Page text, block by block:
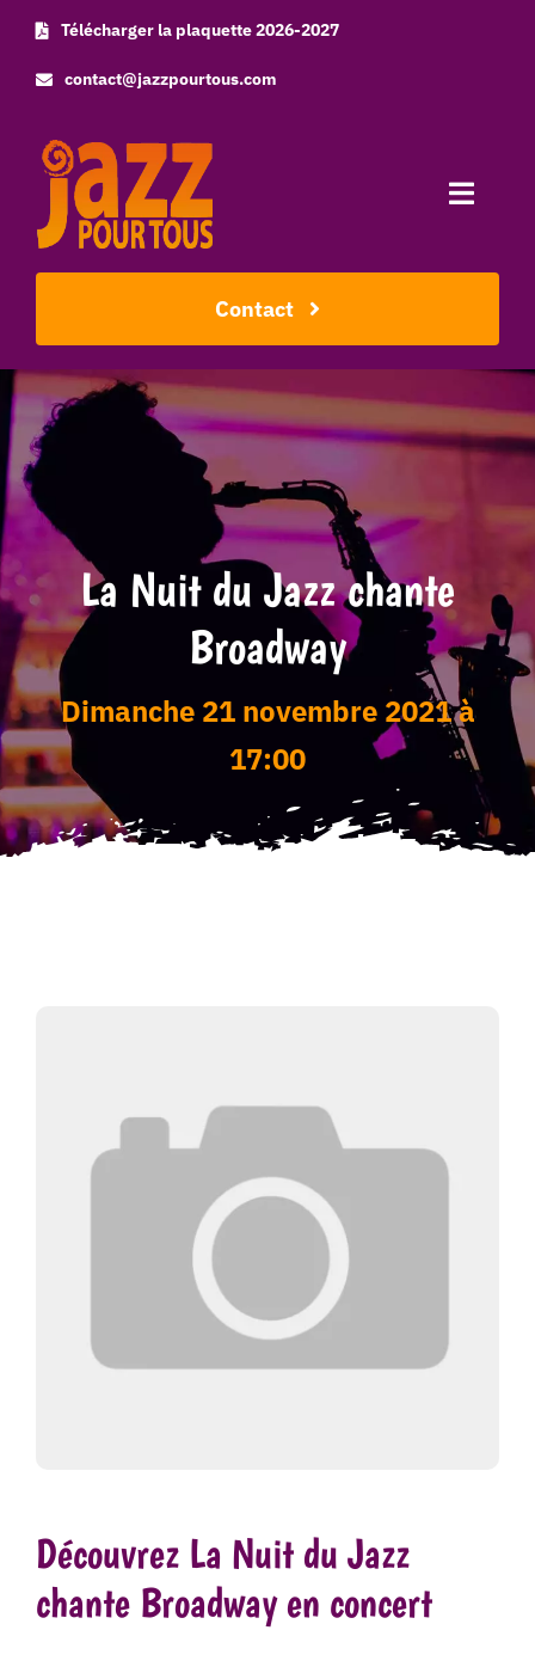
Skip
content
Télécharger la plaquette 2026-2027
contact@jazzpourtous.com
Toggle
Accueil
L’association
Les concerts
Photos
Tarifs
Contact
La Nuit du Jazz chante
Broadway
dimanche 21 novembre 2021 à
17:00
Découvrez La Nuit du Jazz
chante Broadway en concert